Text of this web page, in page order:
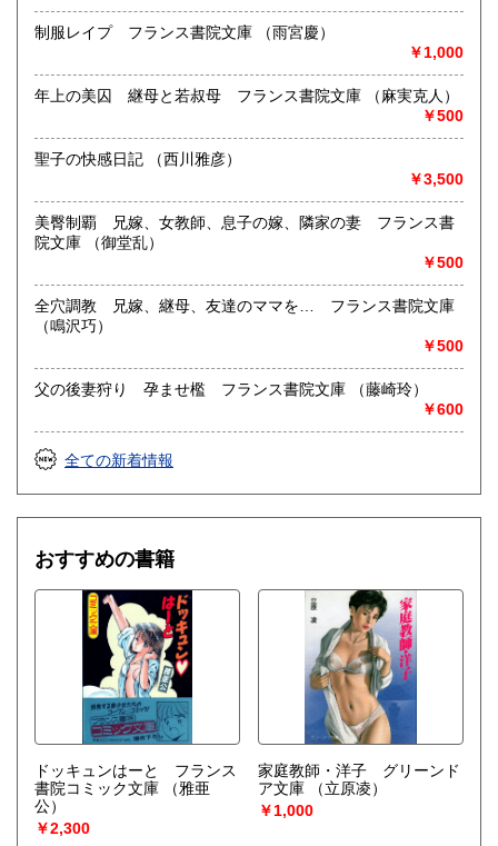
制服レイプ フランス書院文庫 （雨宮慶）
￥1,000
年上の美囚 継母と若叔母 フランス書院文庫 （麻実克人）
￥500
聖子の快感日記 （西川雅彦）
￥3,500
美臀制覇 兄嫁、女教師、息子の嫁、隣家の妻 フランス書
院文庫 （御堂乱）
￥500
全穴調教 兄嫁、継母、友達のママを… フランス書院文庫
（鳴沢巧）
￥500
父の後妻狩り 孕ませ檻 フランス書院文庫 （藤崎玲）
￥600
全ての新着情報
おすすめの書籍
ドッキュンはーと フランス
書院コミック文庫
（雅亜
公）
￥2,300
家庭教師・洋子 グリーンド
ア文庫
（立原凌）
￥1,000